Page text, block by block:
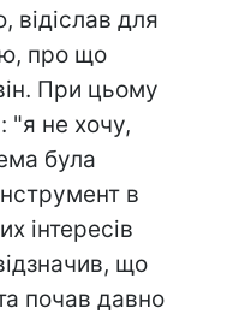
відіслав для
про що
При цьому
"я не хочу,
була
в
інтересів
що
почав давно